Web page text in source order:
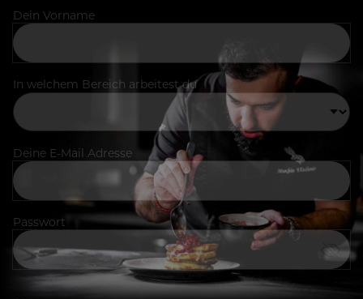
Dein Vorname
In welchem Bereich arbeitest du
Deine E-Mail Adresse
Passwort